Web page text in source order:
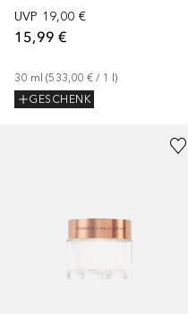
UVP 19,00 €
15,99 €
30 ml (533,00 € / 1 l)
GESCHENK
3Größen